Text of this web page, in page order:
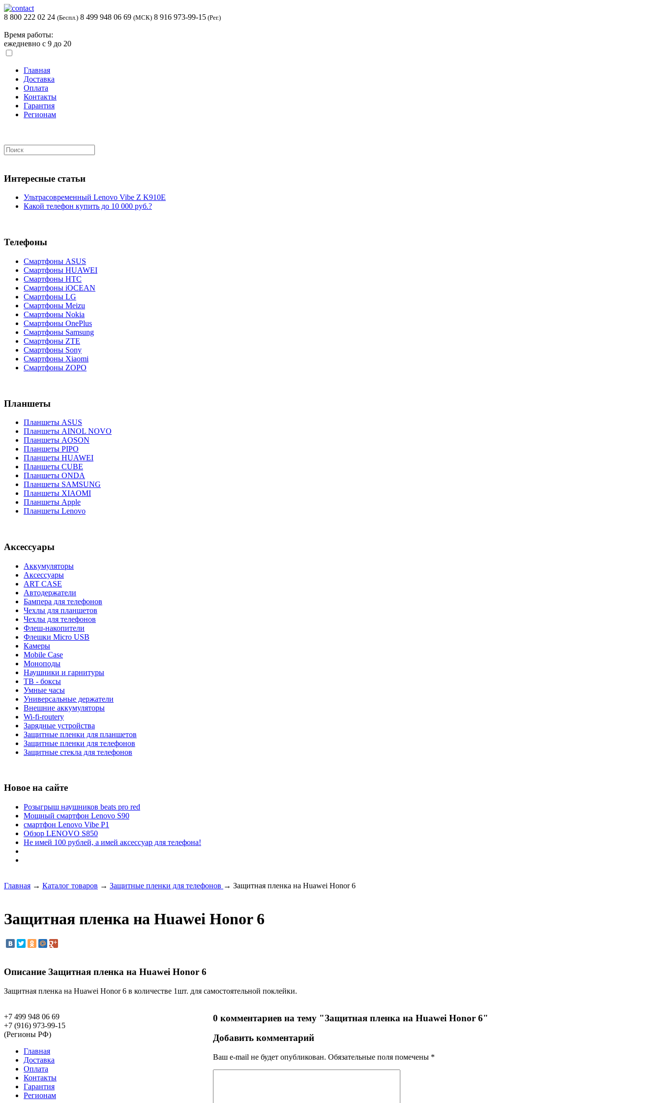
8 800 222 02 24 (Беспл.) 8 499 948 06 69 (МСК) 8 916 973-99-15 (Рег.)
Время работы:
ежедневно с 9 до 20
Главная
Доставка
Оплата
Контакты
Гарантия
Регионам
Интересные статьи
Ультрасовременный Lenovo Vibe Z K910E
Какой телефон купить до 10 000 руб.?
Телефоны
Смартфоны ASUS
Смартфоны HUAWEI
Смартфоны HTC
Смартфоны iOCEAN
Смартфоны LG
Смартфоны Meizu
Смартфоны Nokia
Смартфоны OnePlus
Смартфоны Samsung
Смартфоны ZTE
Смартфоны Sony
Смартфоны Xiaomi
Смартфоны ZOPO
Планшеты
Планшеты ASUS
Планшеты AINOL NOVO
Планшеты AOSON
Планшеты PIPO
Планшеты HUAWEI
Планшеты CUBE
Планшеты ONDA
Планшеты SAMSUNG
Планшеты XIAOMI
Планшеты Apple
Планшеты Lenovo
Аксессуары
Аккумуляторы
Аксессуары
ART CASE
Автодержатели
Бампера для телефонов
Чехлы для планшетов
Чехлы для телефонов
Флеш-накопители
Флешки Micro USB
Камеры
Mobile Case
Моноподы
Наушники и гарнитуры
ТВ - боксы
Умные часы
Универсальные держатели
Внешние аккумуляторы
Wi-fi-routery
Зарядные устройства
Защитные пленки для планшетов
Защитные пленки для телефонов
Защитные стекла для телефонов
Новое на сайте
Розыгрыш наушников beats pro red
Мощный смартфон Lenovo S90
смартфон Lenovo Vibe P1
Обзор LENOVO S850
Не имей 100 рублей, а имей аксессуар для телефона!
Главная → Каталог товаров → Защитные пленки для телефонов → Защитная пленка на Huawei Honor 6
Защитная пленка на Huawei Honor 6
Описание Защитная пленка на Huawei Honor 6
Защитная пленка на Huawei Honor 6 в количестве 1шт. для самостоятельной поклейки.
0 комментариев на тему "Защитная пленка на Huawei Honor 6"
Добавить комментарий
Ваш e-mail не будет опубликован. Обязательные поля помечены *
+7 499 948 06 69
+7 (916) 973-99-15
(Регионы РФ)
Главная
Доставка
Оплата
Контакты
Гарантия
Регионам